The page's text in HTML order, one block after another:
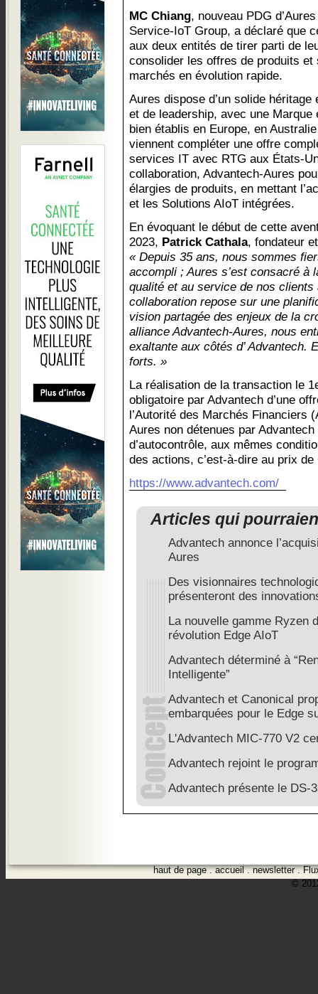
MC Chiang, nouveau PDG
Service-IoT Group, a déclaré que
aux deux entités de tirer parti de
consolider les offres de produits et
marchés en évolution rapide.
Aures dispose d’un solide héritage
et de leadership, avec une
bien établis en Europe, en
viennent compléter une offre
services IT avec RTG aux États-
collaboration, Advantech-Aures
élargies de produits, en mettant
et les Solutions AIoT intégrées.
En évoquant le début de cette
2023, Patrick Cathala, fondateur
« Depuis 35 ans, nous sommes
accompli ; Aures s’est consacré à
qualité et au service de nos
collaboration repose sur une
vision partagée des enjeux de la
alliance Advantech-Aures, nous
exaltante aux côtés d’ Advantech.
forts. »
La réalisation de la transaction le
obligatoire par Advantech d’une
l’Autorité des Marchés Financiers
Aures non détenues par
d’autocontrôle, aux mêmes
des actions, c’est-à-dire au prix
https://www.advantech.com/
Articles qui
Advantech annonce
Aures
Des visionnaires
présenteront des
La nouvelle gamme Ryzen
révolution Edge AIoT
Advantech déterminé à
Intelligente”
Advantech et Canonical
embarquées pour le Edge
L'Advantech MIC-770 V2
Advantech rejoint le
Advantech présente le DS-
haut de page.accueil.newsletter.
©